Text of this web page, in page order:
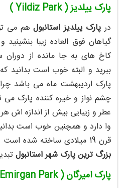
پارک ییلدیز ( Yildiz Park )
در پارک ییلدیز استانبولهم می
گیاهان فوق العاده زیبا
کاخ های به جا مانده از
ببرید و البته خوب است بدانید
پارک اردیبهشت ماه می باشد
چشم نواز و خیره کننده پارک می
عطر و زیبایی بیش از اندازه اش
وا دارد و همچنین خوب است
قرن 19 میلادی ساخته شده است و امروزه توانسته به یکی از
بزرگ ترین پارک شهر استانبول
پارک امیرگان ( Emirgan Park )